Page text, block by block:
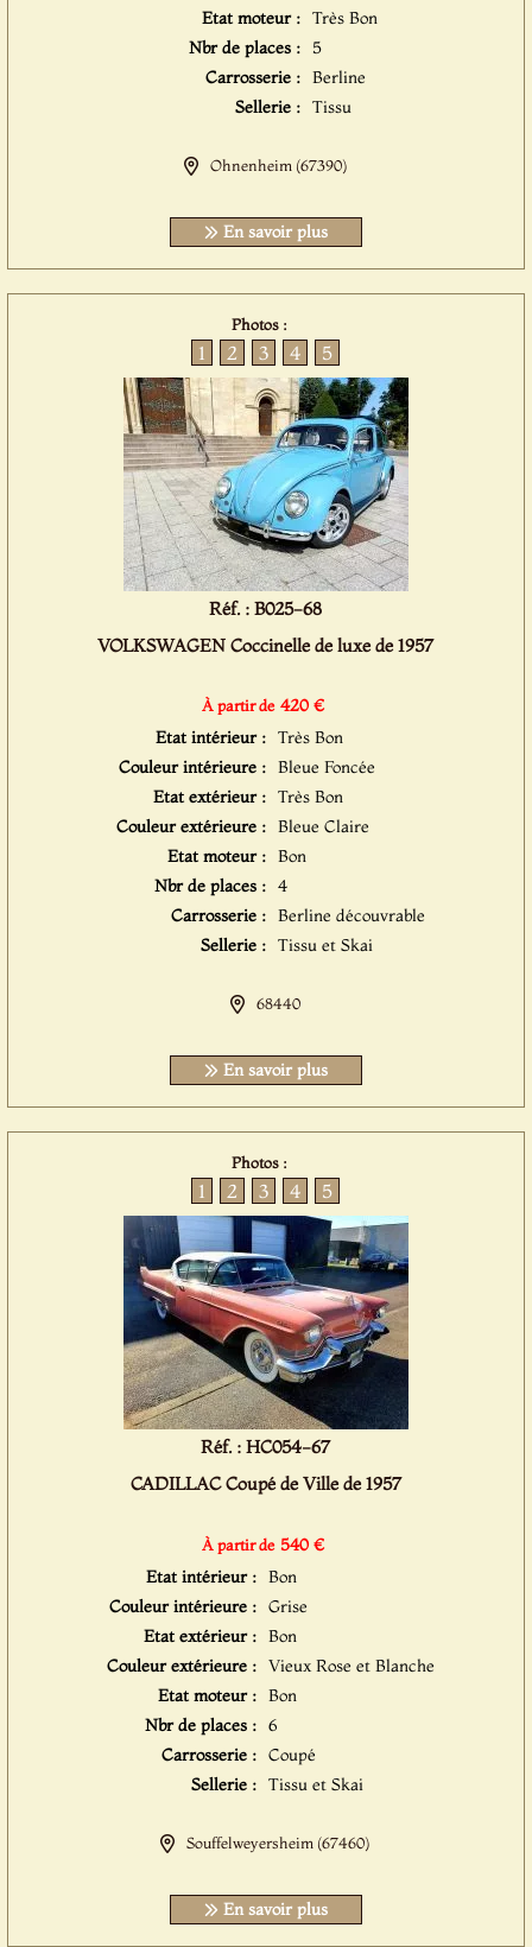
Etat moteur : Très Bon
Nbr de places : 5
Carrosserie : Berline
Sellerie : Tissu
Ohnenheim (67390)
En savoir plus
Photos :
1 2 3 4 5
Réf. : B025-68
VOLKSWAGEN Coccinelle de luxe de 1957
À partir de 420 €
Etat intérieur : Très Bon
Couleur intérieure : Bleue Foncée
Etat extérieur : Très Bon
Couleur extérieure : Bleue Claire
Etat moteur : Bon
Nbr de places : 4
Carrosserie : Berline découvrable
Sellerie : Tissu et Skai
68440
En savoir plus
Photos :
1 2 3 4 5
Réf. : HC054-67
CADILLAC Coupé de Ville de 1957
À partir de 540 €
Etat intérieur : Bon
Couleur intérieure : Grise
Etat extérieur : Bon
Couleur extérieure : Vieux Rose et Blanche
Etat moteur : Bon
Nbr de places : 6
Carrosserie : Coupé
Sellerie : Tissu et Skai
Souffelweyersheim (67460)
En savoir plus